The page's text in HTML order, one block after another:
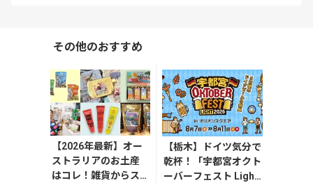
その他のおすすめ
【2026年最新】オー
ストラリアのお土産
はコレ！雑貨からス
【栃木】ドイツ気分で
乾杯！「宇都宮オクト
ーバーフェスト Light